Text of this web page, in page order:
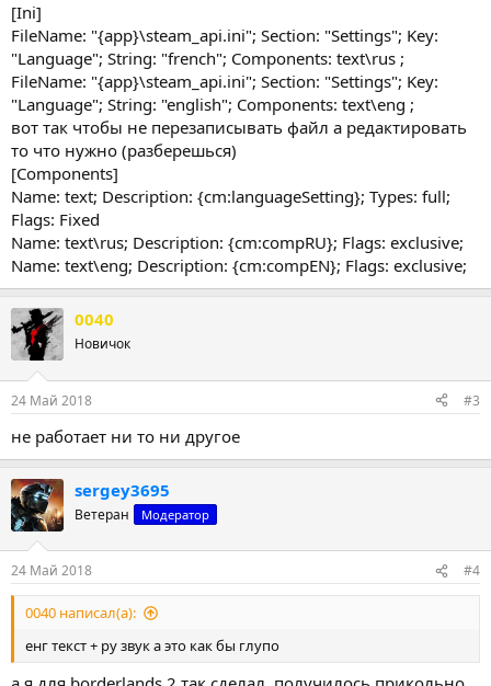
[Ini]
FileName: "{app}\steam_api.ini"; Section: "Settings"; Key:
"Language"; String: "french"; Components: text\rus ;
FileName: "{app}\steam_api.ini"; Section: "Settings"; Key:
"Language"; String: "english"; Components: text\eng ;
вот так чтобы не перезаписывать файл а редактировать
то что нужно (разберешься)
[Components]
Name: text; Description: {cm:languageSetting}; Types: full;
Flags: Fixed
Name: text\rus; Description: {cm:compRU}; Flags: exclusive;
Name: text\eng; Description: {cm:compEN}; Flags: exclusive;
0040
Новичок
24 Май 2018 #3
не работает ни то ни другое
sergey3695
Ветеран Модератор
24 Май 2018 #4
0040 написал(а):
енг текст + ру звук а это как бы глупо